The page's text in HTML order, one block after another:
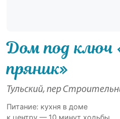
Дом под ключ
пряник»
Тульский, пер
Питание: кухня в доме